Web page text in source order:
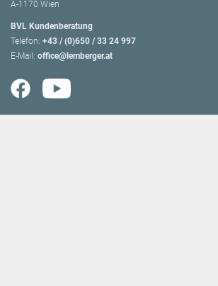
A-1170 Wien
BVL Kundenberatung
Telefon: +43 / (0)650 / 33 24 997
E-Mail: office@lemberger.at